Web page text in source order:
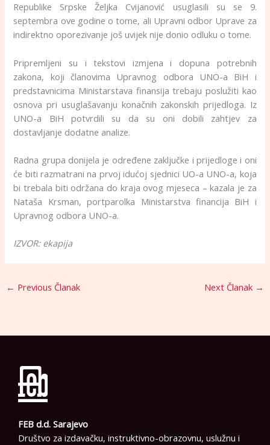
Republike Srpske Željka Cvijanović usuglasili su se 9.
septembra ove godine o tome, ali Upravni odbor Uprave za
indirektno oporezivanje još uvijek nije donio odluku o tome.
Pripremljeni su i tekstovi izmjena i dopuna potrebnih
zakona, koji članovima Upravnog odbora UNO-a BiH i
predstavnicima Ministarstava finansija trebaju poslužiti kao
osnova pri usuglašavanju konačnih zakonskih prijedloga. Iz
UNO-a BiH potvrdili su da su oni dobili zahtjev za
dostavljanje dodatne analize.
Radna grupa donijela je određene zaključke i prijedloge i oni
će biti razmatrani na prvoj idućoj sjednici UO-a UNO-a, koja
bi trebala biti održana do kraja ovog mjeseca – kazala je za
Nataša Krsman, portparolka Ministarstva financija BiH i
Upravnog odbora UNO-a.
IZVOR: ekapija
← Previous Članak Next Članak →
FEB d.d. Sarajevo
Društvo za izdavačku, instruktivno-obrazovnu, uslužnu i